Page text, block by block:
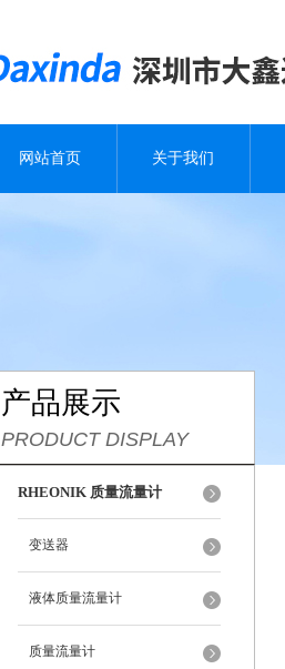
网站首页 关于我们
产品展示
PRODUCT DISPLAY
RHEONIK 质量流量计
变送器
液体质量流量计
质量流量计